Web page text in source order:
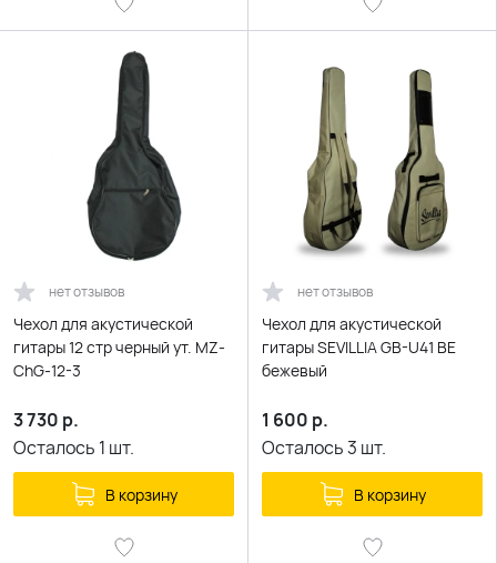
нет отзывов
Чехол для акустической
гитары 12 стр черный ут. MZ-
ChG-12-3
3 730 р.
Осталось 1 шт.
В корзину
нет отзывов
Чехол для акустической
гитары SEVILLIA GB-U41 BE
бежевый
1 600 р.
Осталось3 шт.
В корзину